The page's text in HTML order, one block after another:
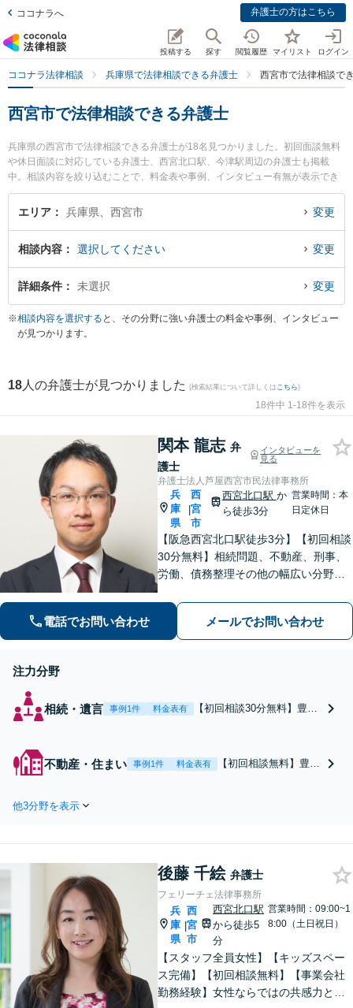
ココナラへ 弁護士の方はこちら
投稿する 探す 閲覧履歴 マイリスト ログイン
ココナラ法律相談 兵庫県で法律相談できる弁護士 西宮市で法律相談で
西宮市で法律相談できる弁護士
兵庫県の西宮市で法律相談できる弁護士が18名見つかりました。初回面談無料
や休日面談に対応している弁護士、西宮北口駅、今津駅周辺の弁護士も掲載
中。相談内容を絞り込むことで、料金表や事例、インタビュー有無が表示でき
ます。特に弁護士法人芦屋西宮市民法律事務所の関本 龍志弁護士やフェリーチ
ェ法律事務所の後藤 千絵弁護士、西宮駅前法律事務所の手塚 真広弁護士のプロ
数。こんな法律相談をお持ちの方は是非ご利用ください。西宮市で土日や夜間
に発生した不倫慰謝料トラブルを今すぐに弁護士に相談したい』『交通事故の
過失割合や後遺障害のトラブル解決の実績豊富な近くの弁護士を検索したい』
談予約したい』などでお困りの相談者さんにおすすめです。
エリア 兵庫県、西宮市 変更
相談内容 選択してください 変更
詳細条件 未選択 変更
※相談内容を選択する と、その分野に強い弁護士の料金や事例、インタビュー
が見つかります。
18 人の弁護士が見つかりました (検索結果について詳しくは こちら)
18件中 1-18件を表示
関本 龍志 弁
護士
インタビューを
見る
弁護士法人芦屋西宮市民法律事務所
兵
庫
県
|
西
宮
市
西宮北口駅 か
ら徒歩3分
営業時間：本
日定休日
【阪急西宮北口駅徒歩3分】【初回相談
30分無料】相続問題、不動産、刑事、
労働、債務整理その他の幅広い分野に
調べて皆様それぞれの問題に合った解
決策をご提案していきます。まずはご
相談を。【完全個室で対応】【バリア
電話でお問い合わせ メールでお問い合わせ
注力分野
相続・遺言 事例1件 料金表有
【初回相談30分無料】豊富
します。遺産分割協議や調
停、不動産相続、遺言書、
不動産・住まい 事例1件 料金表有
【初回相談無料】豊富
約に関する問題や空き
士業とも連携し、迅速
かつ円滑な解決を目指
します【顧問契約】
【西宮北口駅3分】
他3分野を表示
後藤 千絵 弁護士
フェリーチェ法律事務所
兵
庫
県
|
西
宮
市
西宮北口駅
から徒歩5
分
営業時間：09:00~1
8:00（土日祝日）
【スタッフ全員女性】【キッズスペー
ス完備】【初回相談無料】【事業会社
勤務経験】女性ならではの共感力とコ